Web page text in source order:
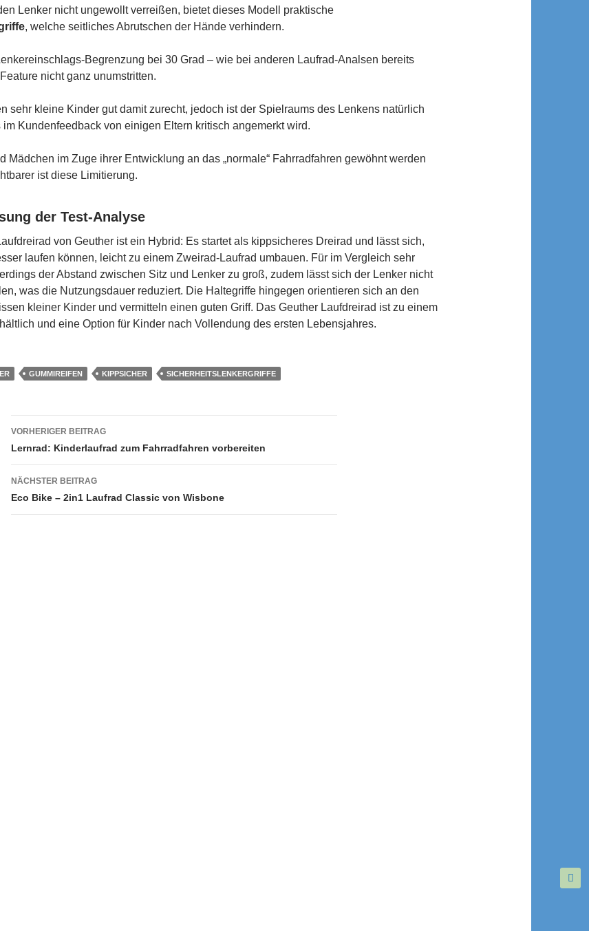
Lenker nicht ungewollt verreißen, bietet dieses Modell praktische
, welche seitliches Abrutschen der Hände verhindern.
Begrenzung bei 30 Grad – wie bei anderen Laufrad-Analsen bereits
nicht ganz unumstritten.
sehr kleine Kinder gut damit zurecht, jedoch ist der Spielraums des Lenkens natürlich
Kundenfeedback von einigen Eltern kritisch angemerkt wird.
Mädchen im Zuge ihrer Entwicklung an das „normale“ Fahrradfahren gewöhnt werden
ist diese Limitierung.
der Test-Analyse
von Geuther ist ein Hybrid: Es startet als kippsicheres Dreirad und lässt sich,
laufen können, leicht zu einem Zweirad-Laufrad umbauen. Für im Vergleich sehr
der Abstand zwischen Sitz und Lenker zu groß, zudem lässt sich der Lenker nicht
was die Nutzungsdauer reduziert. Die Haltegriffe hingegen orientieren sich an den
kleiner Kinder und vermitteln einen guten Griff. Das Geuther Laufdreirad ist zu einem
und eine Option für Kinder nach Vollendung des ersten Lebensjahres.
GUMMIREIFEN KIPPSICHER SICHERHEITSLENKERGRIFFE
Beitragsnavigation
VORHERIGER BEITRAG
Lernrad: Kinderlaufrad zum Fahrradfahren vorbereiten
NÄCHSTER BEITRAG
Eco Bike – 2in1 Laufrad Classic von Wisbone